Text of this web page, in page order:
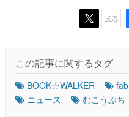
反応
この記事に関するタグ
BOOK☆WALKER fab
ニュース
むこうぶち